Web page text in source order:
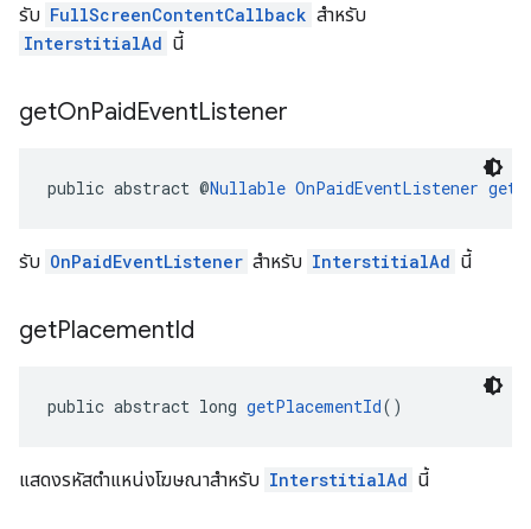
รับ FullScreenContentCallback สำหรับ
InterstitialAd นี้
getOnPaidEventListener
public abstract @Nullable OnPaidEventListener
รับ OnPaidEventListener สำหรับ InterstitialAd นี้
getPlacementId
public abstract long getPlacementId()
แสดงรหัสตำแหน่งโฆษณาสำหรับ InterstitialAd นี้